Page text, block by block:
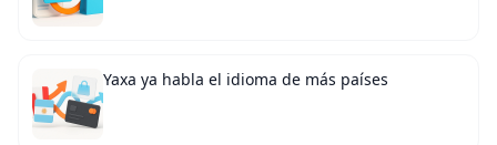
Yaxa ya habla el idioma de más países